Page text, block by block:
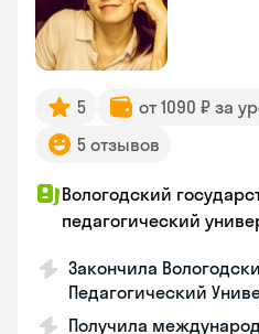
5 от 1090 ₽ за
5 отзывов
Вологодский
педагогический
Закончила
Педагогический
Получила